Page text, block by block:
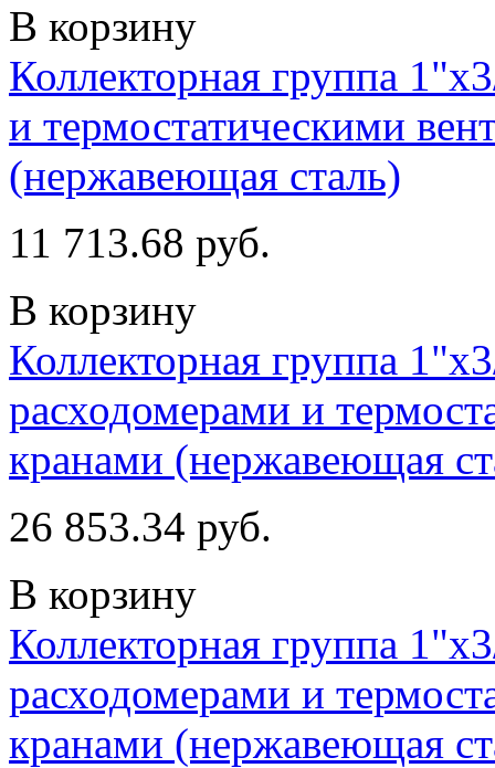
В корзину
Коллекторная группа
и термостатическими
(нержавеющая сталь)
11 713.68 руб.
В корзину
Коллекторная группа
расходомерами и
кранами (нержавеющая
26 853.34 руб.
В корзину
Коллекторная группа
расходомерами и
кранами (нержавеющая